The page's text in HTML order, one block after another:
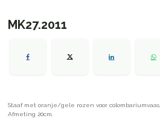
MK27.2011
Staaf met oranje/gele rozen voor colombariumvaas.
Afmeting 20cm.